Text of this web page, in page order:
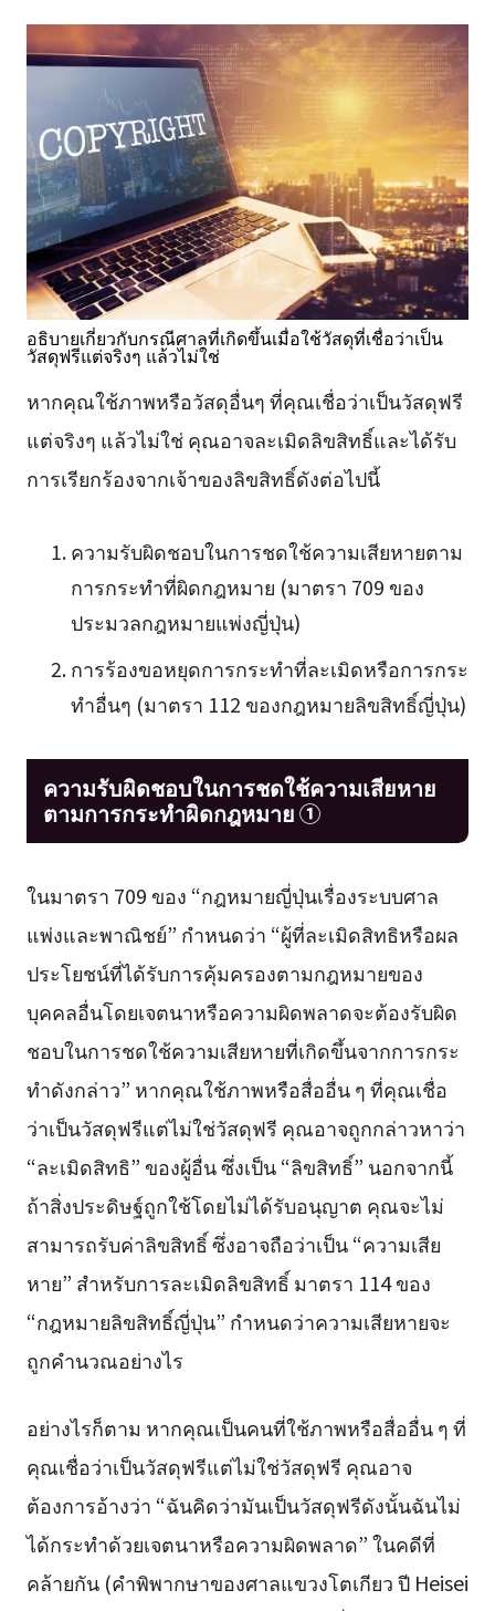
อธิบายเกี่ยวกับกรณีศาลที่เกิดขึ้นเมื่อใช้วัสดุที่เชื่อว่าเป็น
วัสดุฟรีแต่จริงๆ แล้วไม่ใช่
หากคุณใช้ภาพหรือวัสดุอื่นๆ ที่คุณเชื่อว่าเป็นวัสดุฟรี
แต่จริงๆ แล้วไม่ใช่ คุณอาจละเมิดลิขสิทธิ์และได้รับ
การเรียกร้องจากเจ้าของลิขสิทธิ์ดังต่อไปนี้
ความรับผิดชอบในการชดใช้ความเสียหายตาม
การกระทำที่ผิดกฎหมาย (มาตรา 709 ของ
ประมวลกฎหมายแพ่งญี่ปุ่น)
การร้องขอหยุดการกระทำที่ละเมิดหรือการกระ
ทำอื่นๆ (มาตรา 112 ของกฎหมายลิขสิทธิ์ญี่ปุ่น)
ความรับผิดชอบในการชดใช้ความเสียหาย
ตามการกระทำผิดกฎหมาย ①
ในมาตรา 709 ของ “กฎหมายญี่ปุ่นเรื่องระบบศาล
แพ่งและพาณิชย์” กำหนดว่า “ผู้ที่ละเมิดสิทธิหรือผล
ประโยชน์ที่ได้รับการคุ้มครองตามกฎหมายของ
บุคคลอื่นโดยเจตนาหรือความผิดพลาดจะต้องรับผิด
ชอบในการชดใช้ความเสียหายที่เกิดขึ้นจากการกระ
ทำดังกล่าว” หากคุณใช้ภาพหรือสื่ออื่น ๆ ที่คุณเชื่อ
ว่าเป็นวัสดุฟรีแต่ไม่ใช่วัสดุฟรี คุณอาจถูกกล่าวหาว่า
“ละเมิดสิทธิ” ของผู้อื่น ซึ่งเป็น “ลิขสิทธิ์” นอกจากนี้
ถ้าสิ่งประดิษฐ์ถูกใช้โดยไม่ได้รับอนุญาต คุณจะไม่
สามารถรับค่าลิขสิทธิ์ ซึ่งอาจถือว่าเป็น “ความเสีย
หาย” สำหรับการละเมิดลิขสิทธิ์ มาตรา 114 ของ
“กฎหมายลิขสิทธิ์ญี่ปุ่น” กำหนดว่าความเสียหายจะ
ถูกคำนวณอย่างไร
อย่างไรก็ตาม หากคุณเป็นคนที่ใช้ภาพหรือสื่ออื่น ๆ ที่
คุณเชื่อว่าเป็นวัสดุฟรีแต่ไม่ใช่วัสดุฟรี คุณอาจ
ต้องการอ้างว่า “ฉันคิดว่ามันเป็นวัสดุฟรีดังนั้นฉันไม่
ได้กระทำด้วยเจตนาหรือความผิดพลาด” ในคดีที่
คล้ายกัน (คำพิพากษาของศาลแขวงโตเกียว ปี Heisei